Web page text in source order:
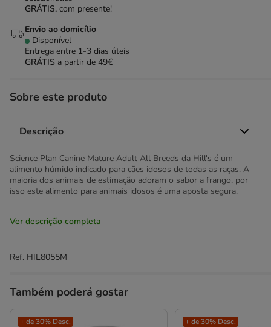
GRÁTIS, com presente!
Envio ao domicílio
Disponível
Entrega entre 1-3 dias úteis
GRÁTIS a partir de 49€
Sobre este produto
Descrição
Science Plan Canine Mature Adult All Breeds da Hill's é um
alimento húmido indicado para cães idosos de todas as raças. A
maioria dos animais de estimação adoram o sabor a frango, por
isso este alimento para animais idosos é uma aposta segura.
Ver descrição completa
Ref. HIL8055M
Também poderá gostar
+ de 30% Desc. + de 30% Desc.